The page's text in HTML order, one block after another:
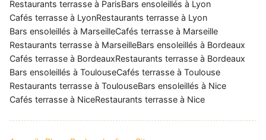
Restaurants terrasse à ParisBars ensoleillés à Lyon
Cafés terrasse à LyonRestaurants terrasse à Lyon
Bars ensoleillés à MarseilleCafés terrasse à Marseille
Restaurants terrasse à MarseilleBars ensoleillés à Bordeaux
Cafés terrasse à BordeauxRestaurants terrasse à Bordeaux
Bars ensoleillés à ToulouseCafés terrasse à Toulouse
Restaurants terrasse à ToulouseBars ensoleillés à Nice
Cafés terrasse à NiceRestaurants terrasse à Nice